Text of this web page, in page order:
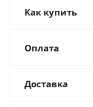
Как купить
Оплата
Доставка